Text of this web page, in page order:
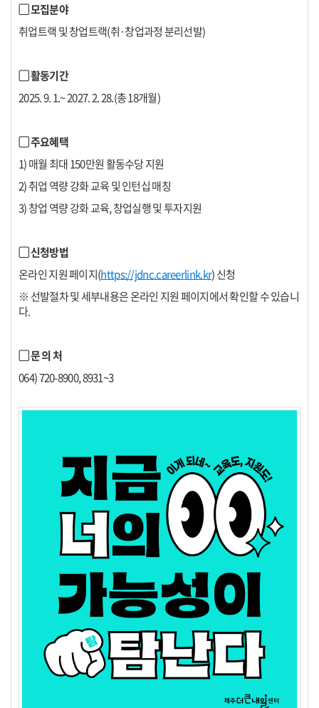
▢ 모집분야
취업트랙 및 창업트랙(취·창업과정 분리선발)
▢ 활동기간
2025. 9. 1.~ 2027. 2. 28.(총 18개월)
▢ 주요혜택
1) 매월 최대 150만원 활동수당 지원
2) 취업 역량 강화 교육 및 인턴십 매칭
3) 창업 역량 강화 교육, 창업실행 및 투자지원
▢ 신청방법
온라인 지원 페이지(https://jdnc.careerlink.kr) 신청
※ 선발절차 및 세부내용은 온라인 지원 페이지에서 확인할 수 있습니
다.
▢ 문 의 처
064) 720-8900, 8931~3